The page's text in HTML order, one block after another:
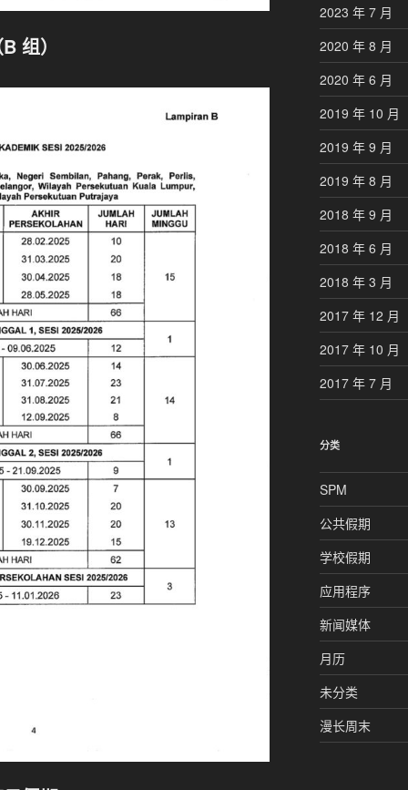
组）
2023 年 7 月
2020 年 8 月
2020 年 6 月
2019 年 10 月
2019 年 9 月
2019 年 8 月
2018 年 9 月
2018 年 6 月
2018 年 3 月
2017 年 12 月
2017 年 10 月
2017 年 7 月
分类
SPM
公共假期
学校假期
应用程序
新闻媒体
月历
未分类
漫长周末